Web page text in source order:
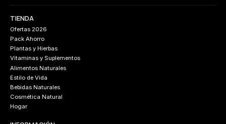
TIENDA
Ofertas 2026
Pack Ahorro
Plantas y Hierbas
Vitaminas y Suplementos
Alimentos Naturales
Estilo de Vida
Bebidas Naturales
Cosmética Natural
Hogar